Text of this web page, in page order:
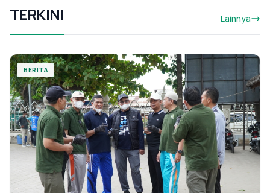
TERKINI Lainnya
BERITA